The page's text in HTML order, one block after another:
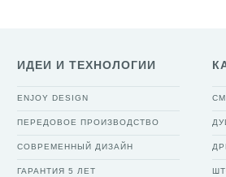
ИДЕИ И ТЕХНОЛОГИИ
ENJOY DESIGN
ПЕРЕДОВОЕ ПРОИЗВОДСТВО
СОВРЕМЕННЫЙ ДИЗАЙН
ГАРАНТИЯ 5 ЛЕТ